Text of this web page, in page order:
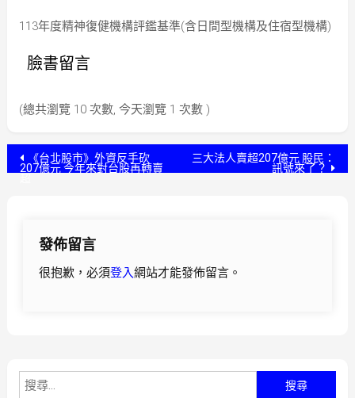
113年度精神復健機構評鑑基準(含日間型機構及住宿型機構)
臉書留言
(總共瀏覽 10 次數, 今天瀏覽 1 次數 )
文 《台北股市》外資反手砍
207億元 今年來對台股再轉賣
三大法人賣超207億元 股民：
訊號來了？
發佈留言
很抱歉，必須登入網站才能發佈留言。